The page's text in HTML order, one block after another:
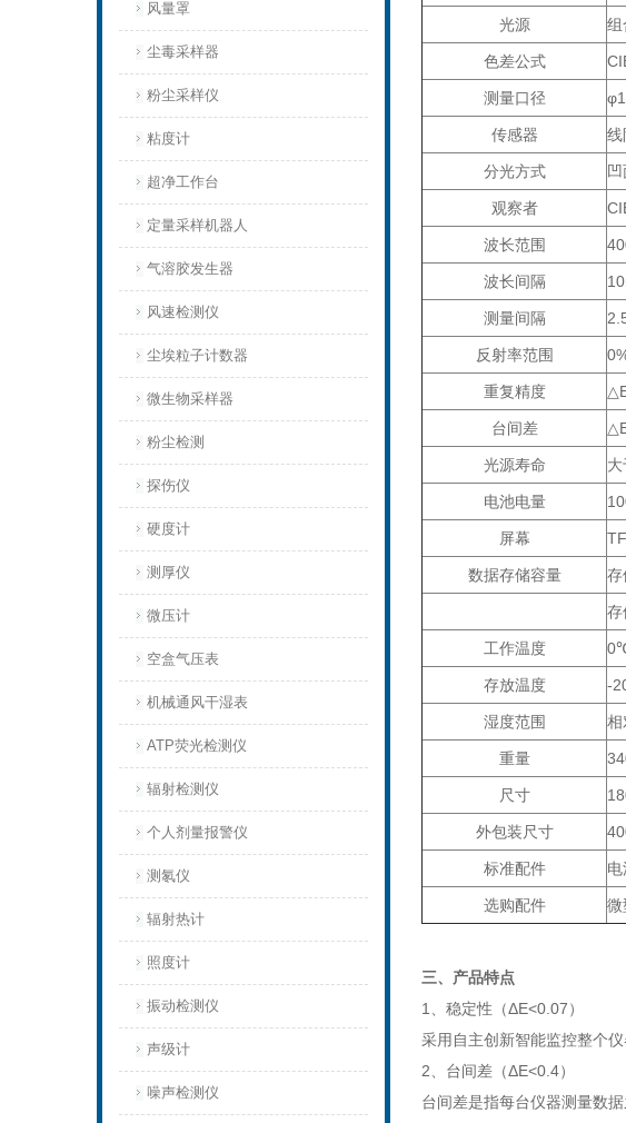
风量罩
尘毒采样器
粉尘采样仪
粘度计
超净工作台
定量采样机器人
气溶胶发生器
风速检测仪
尘埃粒子计数器
微生物采样器
粉尘检测
探伤仪
硬度计
测厚仪
微压计
空盒气压表
机械通风干湿表
ATP荧光检测仪
辐射检测仪
个人剂量报警仪
测氡仪
辐射热计
照度计
振动检测仪
声级计
噪声检测仪
光源 组
色差公式
测量口径
传感器 线
分光方式
观察者
波长范围
波长间隔
测量间隔
反射率范围
重复精度
台间差
光源寿命
电池电量
屏幕
数据存储容量 存
存
工作温度
存放温度 -
湿度范围 相
重量
尺寸
外包装尺寸
标准配件
选购配件 微
三、产品特点
1、稳定性（ΔE<0.07）
采用自主创新智能监控整个
2、台间差（ΔE<0.4）
台间差是指每台仪器测量数据